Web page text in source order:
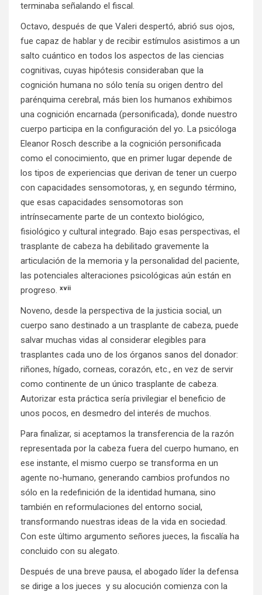
terminaba señalando el fiscal.
Octavo, después de que Valeri despertó, abrió sus ojos,
fue capaz de hablar y de recibir estímulos asistimos a un
salto cuántico en todos los aspectos de las ciencias
cognitivas, cuyas hipótesis consideraban que la
cognición humana no sólo tenía su origen dentro del
parénquima cerebral, más bien los humanos exhibimos
una cognición encarnada (personificada), donde nuestro
cuerpo participa en la configuración del yo. La psicóloga
Eleanor Rosch describe a la cognición personificada
como el conocimiento, que en primer lugar depende de
los tipos de experiencias que derivan de tener un cuerpo
con capacidades sensomotoras, y, en segundo término,
que esas capacidades sensomotoras son
intrínsecamente parte de un contexto biológico,
fisiológico y cultural integrado. Bajo esas perspectivas, el
trasplante de cabeza ha debilitado gravemente la
articulación de la memoria y la personalidad del paciente,
las potenciales alteraciones psicológicas aún están en
progreso. xvii
Noveno, desde la perspectiva de la justicia social, un
cuerpo sano destinado a un trasplante de cabeza, puede
salvar muchas vidas al considerar elegibles para
trasplantes cada uno de los órganos sanos del donador:
riñones, hígado, corneas, corazón, etc., en vez de servir
como continente de un único trasplante de cabeza.
Autorizar esta práctica sería privilegiar el beneficio de
unos pocos, en desmedro del interés de muchos.
Para finalizar, si aceptamos la transferencia de la razón
representada por la cabeza fuera del cuerpo humano, en
ese instante, el mismo cuerpo se transforma en un
agente no-humano, generando cambios profundos no
sólo en la redefinición de la identidad humana, sino
también en reformulaciones del entorno social,
transformando nuestras ideas de la vida en sociedad.
Con este último argumento señores jueces, la fiscalía ha
concluido con su alegato.
Después de una breve pausa, el abogado líder la defensa
se dirige a los jueces y su alocución comienza con la